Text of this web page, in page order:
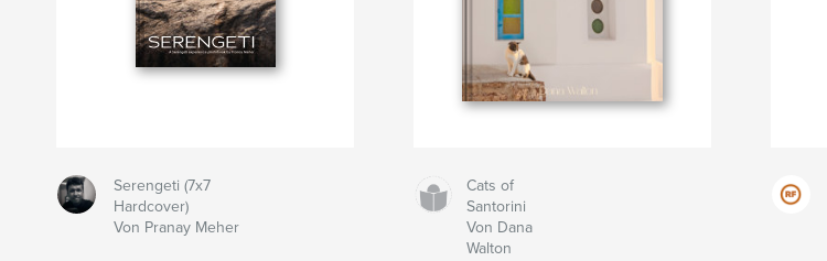
Serengeti (7x7
Hardcover)
Von Pranay Meher
Cats of
Santorini
Von Dana
Walton